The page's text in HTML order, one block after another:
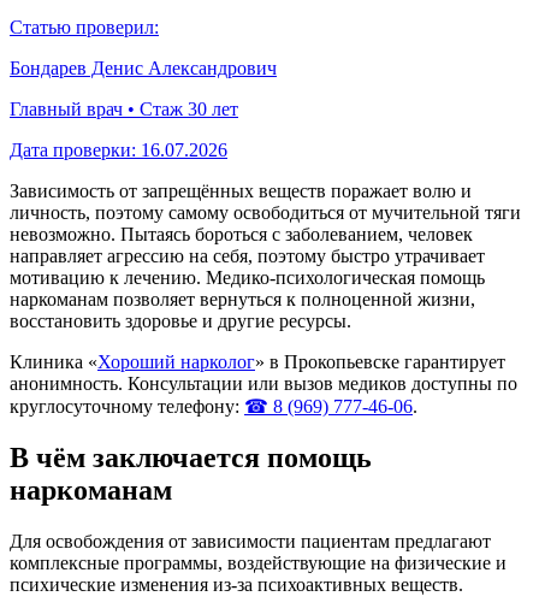
Статью проверил:
Бондарев Денис Александрович
Главный врач • Стаж 30 лет
Дата проверки: 16.07.2026
Зависимость от запрещённых веществ поражает волю и
личность, поэтому самому освободиться от мучительной тяги
невозможно. Пытаясь бороться с заболеванием, человек
направляет агрессию на себя, поэтому быстро утрачивает
мотивацию к лечению. Медико-психологическая помощь
наркоманам позволяет вернуться к полноценной жизни,
восстановить здоровье и другие ресурсы.
Клиника «Хороший нарколог» в Прокопьевске гарантирует
анонимность. Консультации или вызов медиков доступны по
круглосуточному телефону: ☎ 8 (969) 777-46-06.
В чём заключается помощь
наркоманам
Для освобождения от зависимости пациентам предлагают
комплексные программы, воздействующие на физические и
психические изменения из-за психоактивных веществ.